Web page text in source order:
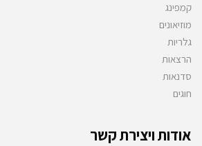
קמפינג
מוזיאונים
גלריות
הרצאות
סדנאות
חוגים
אודות ויצירת קשר